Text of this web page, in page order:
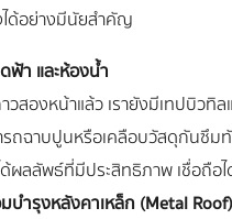
ได้อย่างมีนัยสำคัญ
า และห้องน้ำ
วสองหน้าแล้ว เรายังมีเทปบิวทิ
ถฉาบปูนหรือเคลือบวัสดุกันซึม
ด้ผลลัพธ์ที่มีประสิทธิภาพ เชื่อถือ
บำรุงหลังคาเหล็ก (Metal Roof)